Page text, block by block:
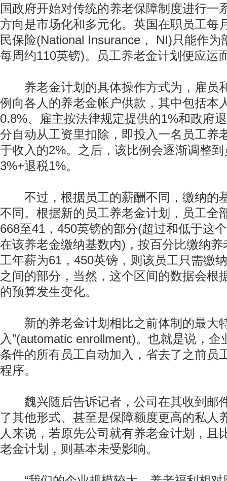
国政府开始对传统的养老保障制度进行一
方向是市场化和多元化。英国在职员工每
民保险(National Insurance， NI)只能作为
每周约110英镑)。员工养老金计划便应运
养老金计划的具体操作方式为，雇员
例向各人的养老金帐户供款，其中包括本
0.8%、雇主按法律规定提供的1%和政府
分自动从工资里扣除，即投入一名员工养
于收入的2%。之后，该比例会逐渐调整
3%+退税1%。
不过，根据员工的薪酬不同，缴纳的
不同。根据新的员工养老金计划，员工全
668至41，450英镑的部分(超过和低于这
在该养老金缴纳基数内)，按百分比缴纳
工年薪为61，450英镑，则该员工只需缴
之间的部分，当然，这个区间的数据会根
的预算发生变化。
新的养老金计划相比之前体制的最大
入”(automatic enrollment)。也就是说，
条件的所有员工自动加入，省去了之前员
程序。
魏兴随后告诉记者，公司在其收到邮
了其他形式、甚至是保障额度更高的私人
人来说，若原先公司就有养老金计划，且
老金计划，则基本未受影响。